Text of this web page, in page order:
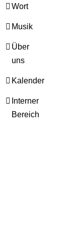
Wort
Musik
Über
uns
Kalender
Interner
Bereich